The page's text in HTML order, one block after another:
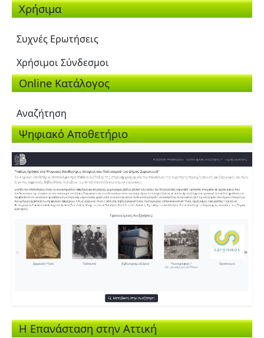
Χρήσιμα
Συχνές Ερωτήσεις
Χρήσιμοι Σύνδεσμοι
Online Κατάλογος
Αναζήτηση
Ψηφιακό Αποθετήριο
Η Επανάσταση στην Αττική